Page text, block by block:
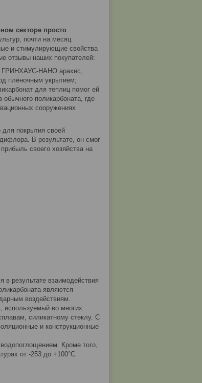
секторе просто
почти на месяц
и стимулирующие свойства
отзывы наших покупателей:
ГРИНХАУС-НАНО арахис,
плёночным укрытием;
для теплиц помог ей
поликарбоната, где
сооружениях
для покрытия своей
В результате, он смог
своего хозяйства на
в результате взаимодействия
являются
воздействиям.
используемый во многих
силикатному стеклу. С
и конструкционные
Кроме того,
от -253 до +100°С.